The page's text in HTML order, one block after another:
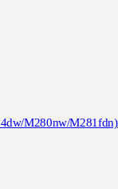
M280nw/